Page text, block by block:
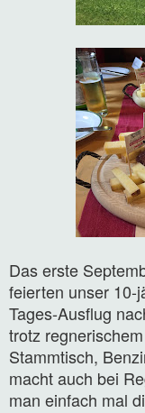
Das erste
feierten unser 10-
Tages-Ausflug
trotz
Stammtisch,
macht auch bei
man einfach mal